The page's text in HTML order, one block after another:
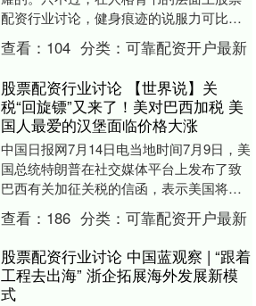
配资行业讨论，健身痕迹的说服力可比奢
侈品强多了。 作者 | 张文曦 编辑 | 晏非 能
坚....
查看： 104 分类：可靠配资开户最新
股票配资行业讨论 【世界说】关
税“回旋镖”又来了！美对巴西加税 美
国人最爱的汉堡面临价格大涨
中国日报网7月14日电当地时间7月9日，美
国总统特朗普在社交媒体平台上发布了致
巴西有关加征关税的信函，表示美国将自
2025年8月1日起对所有巴西输美产品征收
50....
查看： 186 分类：可靠配资开户最新
股票配资行业讨论 中国蓝观察 | “跟着
工程去出海” 浙企拓展海外发展新模
式